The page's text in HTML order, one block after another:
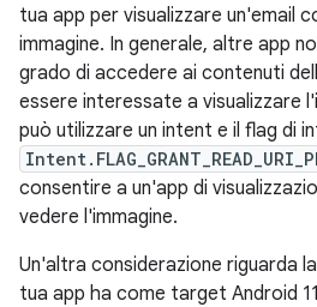
tua app per visualizzare un'email
immagine. In generale, altre app
grado di accedere ai contenuti
essere interessate a visualizzare
può utilizzare un intent e il flag di
consentire a un'app di
vedere l'immagine.
Un'altra considerazione riguarda la
tua app ha come target Android